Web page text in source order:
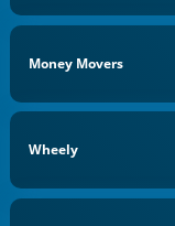
Money Movers
Wheely